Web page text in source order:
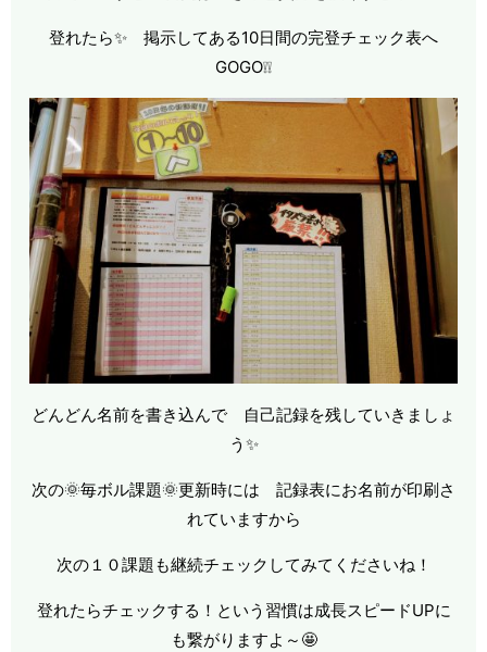
登れたら✨ 掲示してある10日間の完登チェック表へ
GOGO❕❕
どんどん名前を書き込んで 自己記録を残していきましょ
う✨
次の🌞毎ボル課題🌞更新時には 記録表にお名前が印刷さ
れていますから
次の１０課題も継続チェックしてみてくださいね！
登れたらチェックする！という習慣は成長スピードUPに
も繋がりますよ～🤩